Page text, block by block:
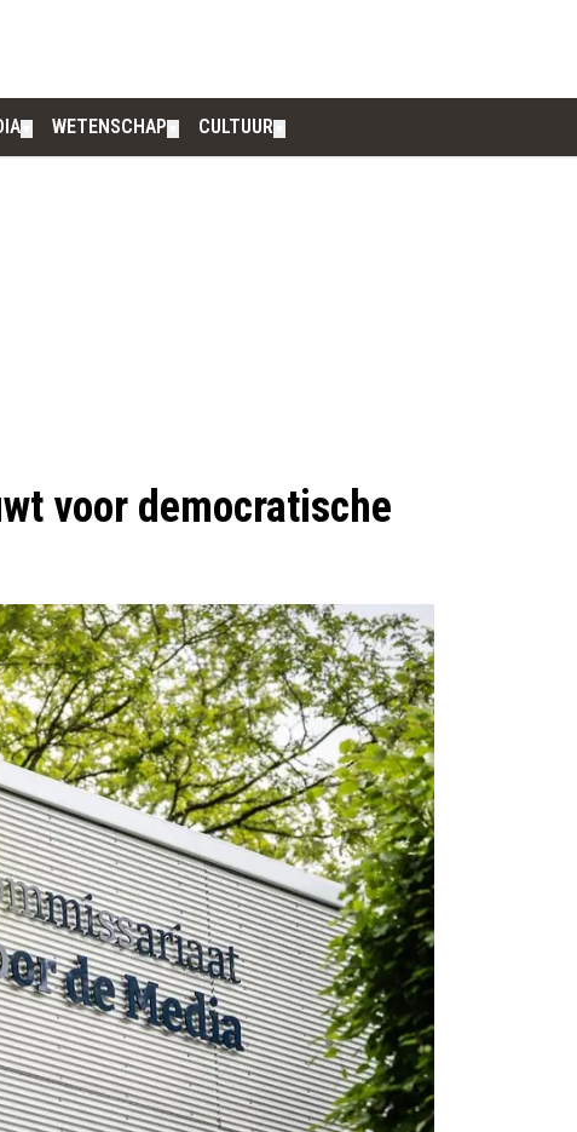
WETENSCHAP CULTUUR
voor democratische